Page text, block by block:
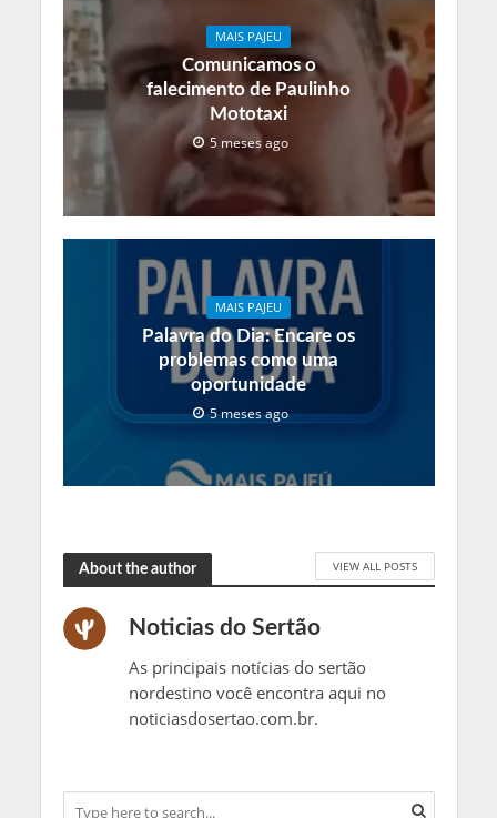
MAIS PAJEU
Comunicamos o
falecimento de Paulinho
Mototaxi
5 meses ago
MAIS PAJEU
Palavra do Dia: Encare os
problemas como uma
oportunidade
5 meses ago
About the author VIEW ALL POSTS
Noticias do Sertão
As principais notícias do sertão
nordestino você encontra aqui no
noticiasdosertao.com.br.